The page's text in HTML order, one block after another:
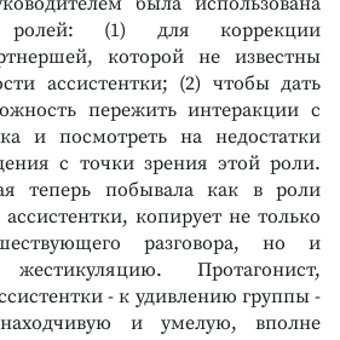
ролей: (1) для коррекции
которой не известны
ассистентки; (2) чтобы дать
пережить интеракции с
и посмотреть на недостатки
с точки зрения этой роли.
теперь побывала как в роли
копирует не только
разговора, но и
жестикуляцию. Протагонист,
- к удивлению группы -
и умелую, вполне